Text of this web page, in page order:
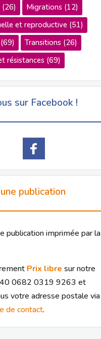
(26) Migrations(12)
et reproductive(51)
Transitions(26)
résistances(69)
sur Facebook !
publication
publication imprimée par la
Prix libre sur notre
0682 0319 9263 et
votre adresse postale via
de contact.